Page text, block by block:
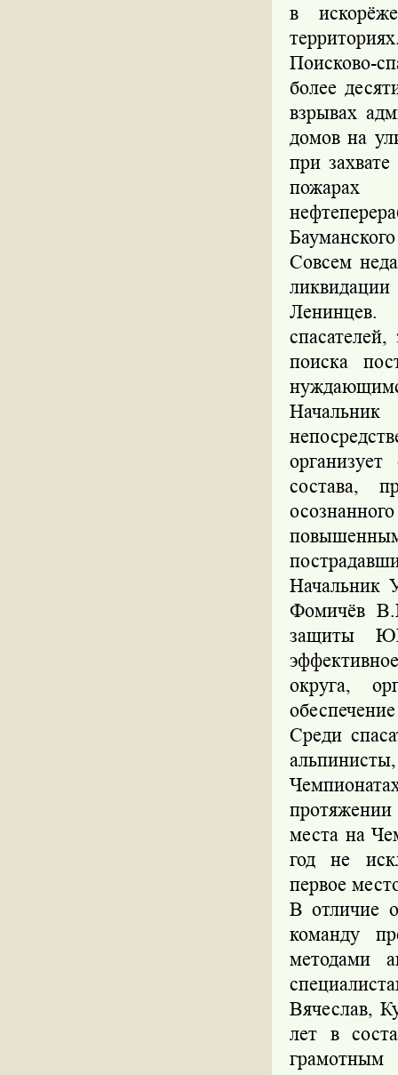
в
Поисково-
более
взрывах
домов на
при
Совсем
Ленинцев.
поиска
состава,
Фомичёв
защиты
округа,
Среди
протяжении
места на
год не
первое
В отличие
команду
методами
Вячеслав,
лет в